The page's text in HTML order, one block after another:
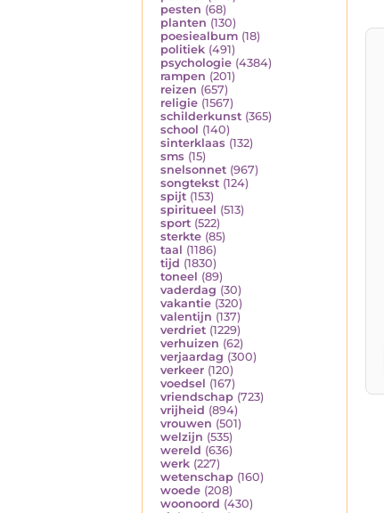
pesten (68)
planten (130)
poesiealbum (18)
politiek (491)
psychologie (4384)
rampen (201)
reizen (657)
religie (1567)
schilderkunst (365)
school (140)
sinterklaas (132)
sms (15)
snelsonnet (967)
songtekst (124)
spijt (153)
spiritueel (513)
sport (522)
sterkte (85)
taal (1186)
tijd (1830)
toneel (89)
vaderdag (30)
vakantie (320)
valentijn (137)
verdriet (1229)
verhuizen (62)
verjaardag (300)
verkeer (120)
voedsel (167)
vriendschap (723)
vrijheid (894)
vrouwen (501)
welzijn (535)
wereld (636)
werk (227)
wetenschap (160)
woede (208)
woonoord (430)